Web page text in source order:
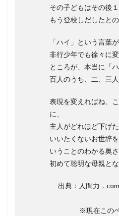
その子どもはその後
もう登校しだしたとの
「ハイ」という言葉
非行少年でも徐々に変
ところが、本当に「
百人のうち、二、三人
表現を変えればね、
に、
主人がどれほど下げ
いいたくないお世辞
いうことのわかる奥さ
初めて聡明な母親とな
出典：人間力．
※現在この